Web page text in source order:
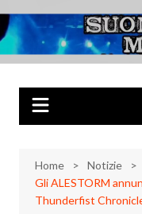
al
contenuto
Musica Rock, Metal, Punk e
Home
Notizie
Gli ALESTORM
Thunderfist